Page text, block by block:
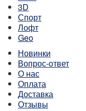
3D
Спорт
Лофт
Geo
Новинки
Вопрос-ответ
О нас
Оплата
Доставка
Отзывы